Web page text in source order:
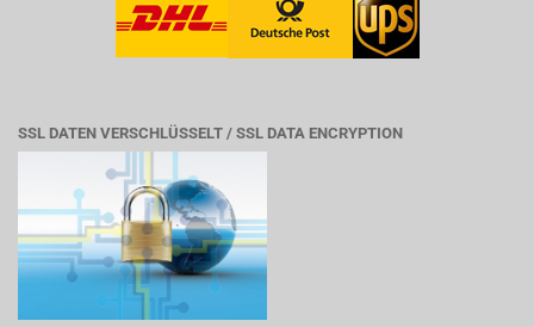
SSL DATEN VERSCHLÜSSELT / SSL DATA ENCRYPTION